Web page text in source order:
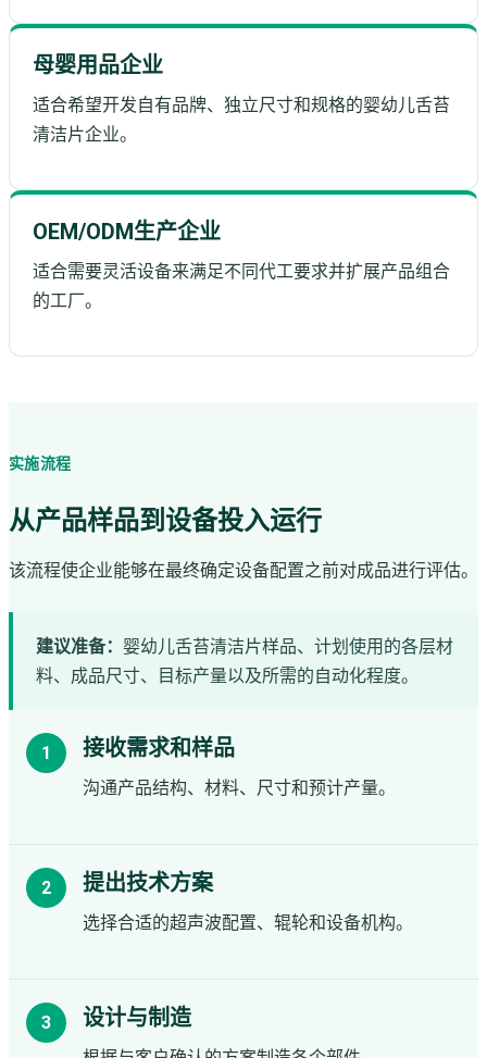
母婴用品企业
适合希望开发自有品牌、独立尺寸和规格的婴幼儿舌苔
清洁片企业。
OEM/ODM生产企业
适合需要灵活设备来满足不同代工要求并扩展产品组合
的工厂。
实施流程
从产品样品到设备投入运行
该流程使企业能够在最终确定设备配置之前对成品进行评估。
建议准备： 婴幼儿舌苔清洁片样品、计划使用的各层材
料、成品尺寸、目标产量以及所需的自动化程度。
接收需求和样品
沟通产品结构、材料、尺寸和预计产量。
提出技术方案
选择合适的超声波配置、辊轮和设备机构。
设计与制造